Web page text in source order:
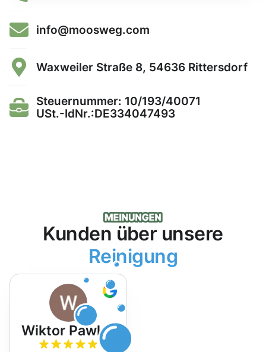
info@moosweg.com
Waxweiler Straße 8, 54636 Rittersdorf
Steuernummer: 10/193/40071
USt.-IdNr.:DE334047493
Kunden über unsere
Reinigung
Wiktor Pawlak